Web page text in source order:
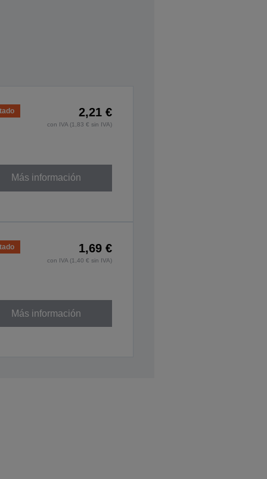
2,21 €
con IVA (1,83 € sin IVA)
Más información
1,69 €
con IVA (1,40 € sin IVA)
Más información